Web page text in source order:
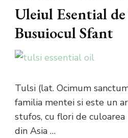
Uleiul Esential
Busuiocul Sfant
Tulsi (lat. Ocimum
familia mentei si este un
stufos, cu flori de culoarea
din Asia …